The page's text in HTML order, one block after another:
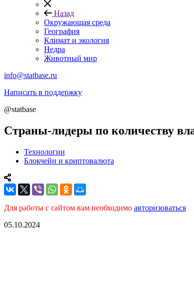
Назад
Окружающая среда
География
Климат и экология
Недра
Животный мир
info@statbase.ru
Написать в поддержку
@statbase
Страны-лидеры по количеству
Технологии
Блокчейн и криптовалюта
Для работы с сайтом вам необходимо авторизоваться
05.10.2024